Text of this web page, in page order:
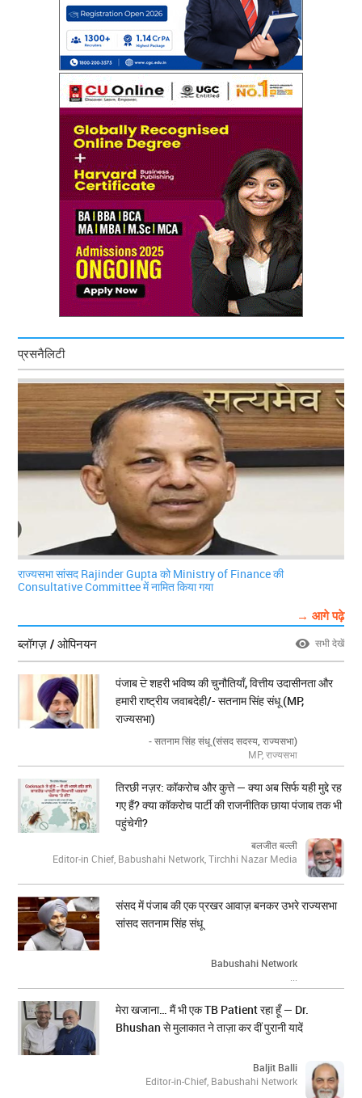
प्रसनैलिटी
राज्यसभा सांसद Rajinder Gupta को Ministry of Finance की
Consultative Committee में नामित किया गया
→ आगे पढ़े
ब्लॉगज़ / ओपिनयन
सभी देखें
पंजाब ਦੇ शहरी भविष्य की चुनौतियाँ, वित्तीय उदासीनता और
हमारी राष्ट्रीय जवाबदेही/- सतनाम सिंह संधू (MP,
राज्यसभा)
- सतनाम सिंह संधू (संसद सदस्य, राज्यसभा)
MP, राज्यसभा
तिरछी नज़र: कॉकरोच और कुत्ते — क्या अब सिर्फ यही मुद्दे रह
गए हैं? क्या कॉकरोच पार्टी की राजनीतिक छाया पंजाब तक भी
पहुंचेगी?
बलजीत बल्ली
Editor-in Chief, Babushahi Network, Tirchhi Nazar Media
संसद में पंजाब की एक प्रखर आवाज़ बनकर उभरे राज्यसभा
सांसद सतनाम सिंह संधू
Babushahi Network
...
मेरा खजाना… मैं भी एक TB Patient रहा हूँ — Dr.
Bhushan से मुलाकात ने ताज़ा कर दीं पुरानी यादें
Baljit Balli
Editor-in-Chief, Babushahi Network